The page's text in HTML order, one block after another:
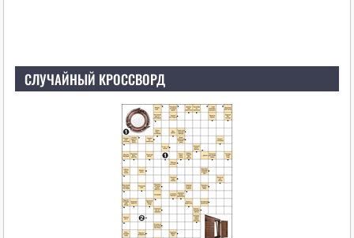
СЛУЧАЙНЫЙ КРОССВОРД